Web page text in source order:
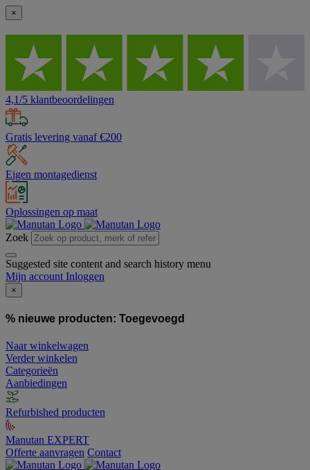
×
4,1/5 klantbeoordelingen
Gratis levering vanaf €200
Eigen montagedienst
Oplossingen op maat
Zoek
Suggested site content and search history menu
Mijn account Inloggen
×
% nieuwe producten: Toegevoegd
Naar winkelwagen
Verder winkelen
Categorieën
Aanbiedingen
Refurbished producten
Manutan EXPERT
Offerte aanvragen Contact